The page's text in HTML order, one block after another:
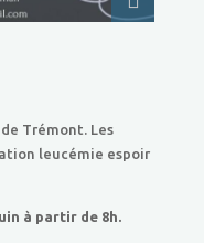
Trémont. Les
leucémie espoir
à partir de 8h.